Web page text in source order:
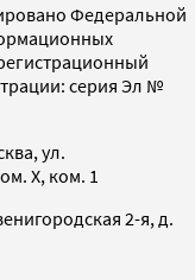
Федеральной
серия Эл №
ул.
X, ком. 1
2-я, д.